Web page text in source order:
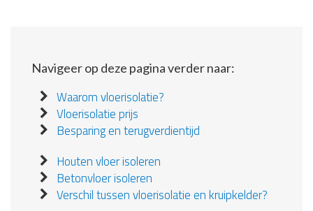
Navigeer op deze pagina verder naar:
Waarom vloerisolatie?
Vloerisolatie prijs
Besparing en terugverdientijd
Houten vloer isoleren
Betonvloer isoleren
Verschil tussen vloerisolatie en kruipkelder?